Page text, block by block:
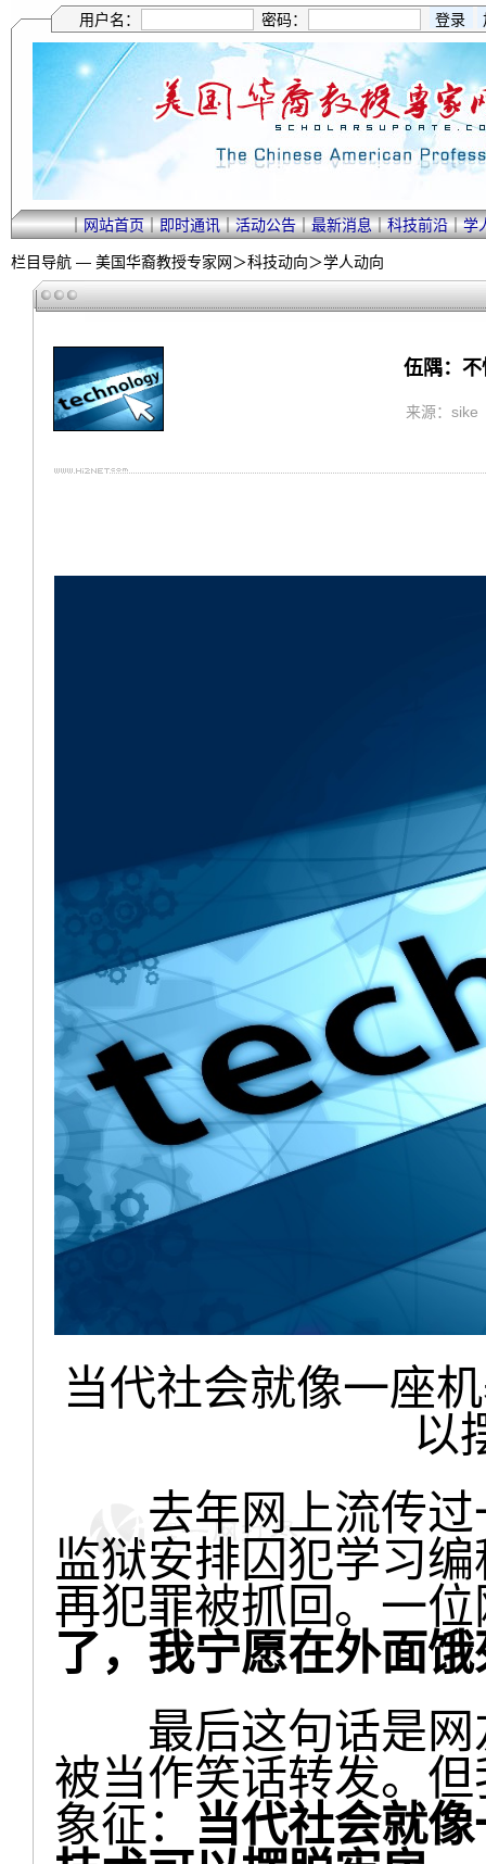
用户名： 密码：
｜网站首页｜即时通讯｜活动公告｜最新消息｜科技前沿｜学
栏目导航 — 美国华裔教授专家网＞科技动向＞学人动向
伍隅：
来源：sike
当代社会就像一座
以
去年网上流传过
监狱安排囚犯学习
再犯罪被抓回。一
了，我宁愿在外面
最后这句话是网
被当作笑话转发。
象征：
当代社会就